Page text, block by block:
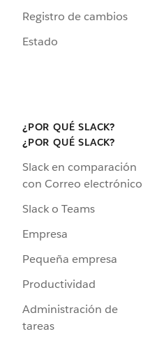
Registro de cambios
Estado
¿POR QUÉ SLACK?
¿POR QUÉ SLACK?
Slack en comparación
con Correo electrónico
Slack o Teams
Empresa
Pequeña empresa
Productividad
Administración de
tareas